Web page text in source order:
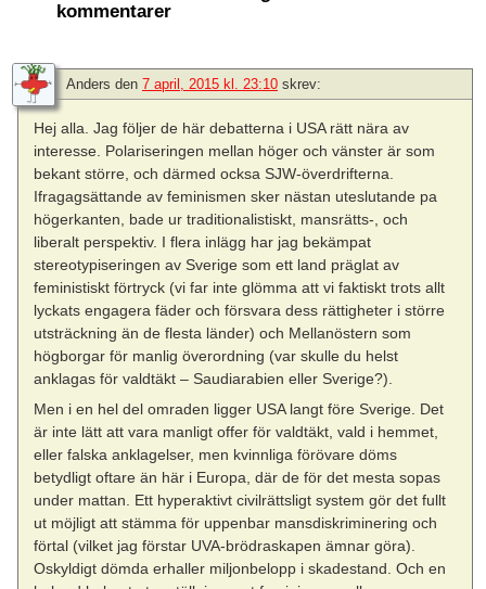
kommentarer
Anders den 7 april, 2015 kl. 23:10 skrev:
Hej alla. Jag följer de här debatterna i USA rätt nära av
interesse. Polariseringen mellan höger och vänster är som
bekant större, och därmed ocksa SJW-överdrifterna.
Ifragagsättande av feminismen sker nästan uteslutande pa
högerkanten, bade ur traditionalistiskt, mansrätts-, och
liberalt perspektiv. I flera inlägg har jag bekämpat
stereotypiseringen av Sverige som ett land präglat av
feministiskt förtryck (vi far inte glömma att vi faktiskt trots allt
lyckats engagera fäder och försvara dess rättigheter i större
utsträckning än de flesta länder) och Mellanöstern som
högborgar för manlig överordning (var skulle du helst
anklagas för valdtäkt – Saudiarabien eller Sverige?).
Men i en hel del omraden ligger USA langt före Sverige. Det
är inte lätt att vara manligt offer för valdtäkt, vald i hemmet,
eller falska anklagelser, men kvinnliga förövare döms
betydligt oftare än här i Europa, där de för det mesta sopas
under mattan. Ett hyperaktivt civilrättsligt system gör det fullt
ut möjligt att stämma för uppenbar mansdiskriminering och
förtal (vilket jag förstar UVA-brödraskapen ämnar göra).
Oskyldigt dömda erhaller miljonbelopp i skadestand. Och en